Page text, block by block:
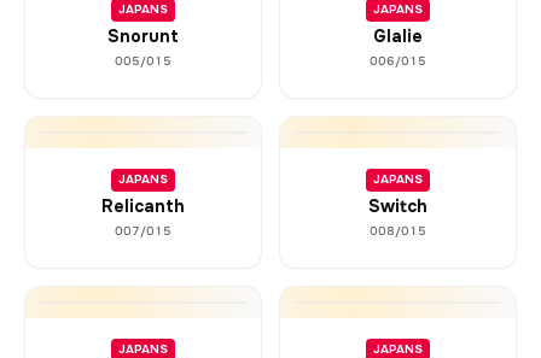
JAPANS
Snorunt
005/015
JAPANS
Glalie
006/015
JAPANS
Relicanth
007/015
JAPANS
Switch
008/015
JAPANS JAPANS